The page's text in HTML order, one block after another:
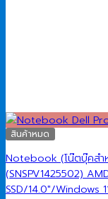
สินค้าหมด
Notebook (โน๊ตบุ๊คสำ
(SNSPV1425502)
SSD/14.0″/Windows